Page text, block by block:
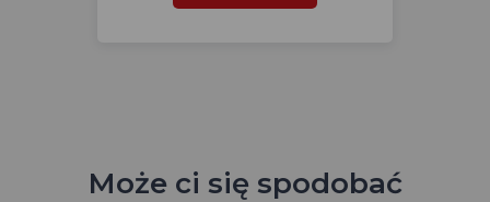
Może ci się spodobać